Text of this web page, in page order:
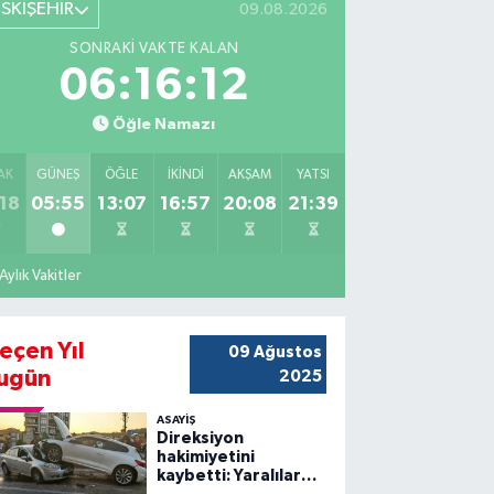
09.08.2026
SONRAKI VAKTE KALAN
06:16:11
Öğle Namazı
GÜNEŞ
05:55
ÖĞLE
13:07
İKINDI
16:57
AKŞAM
20:08
YATSI
21:39
Vakitler
Yıl
09 Ağustos
2025
ASAYİŞ
Direksiyon
hakimiyetini
kaybetti: Yaralılar